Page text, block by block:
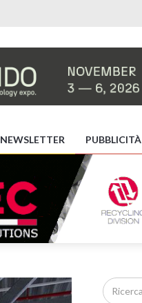
NEWSLETTER PUBBLICITÀ